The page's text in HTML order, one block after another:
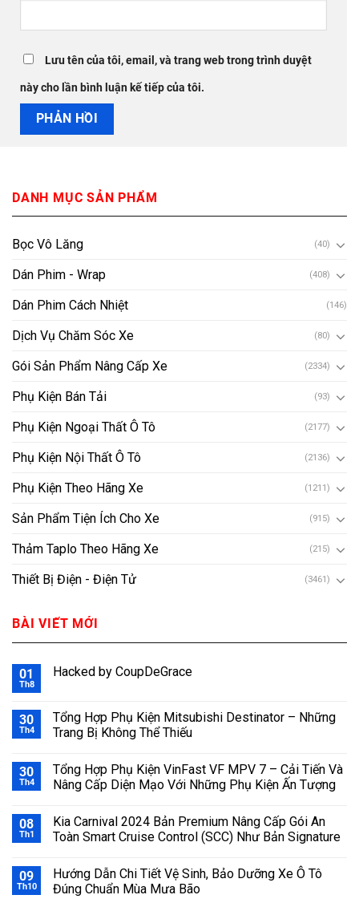
DANH MỤC SẢN PHẨM
Bọc Vô Lăng (40)
Dán Phim - Wrap (408)
Dán Phim Cách Nhiệt (146)
Dịch Vụ Chăm Sóc Xe (80)
Gói Sản Phẩm Nâng Cấp Xe (2334)
Phụ Kiện Bán Tải (93)
Phụ Kiện Ngoại Thất Ô Tô (2177)
Phụ Kiện Nội Thất Ô Tô (2136)
Phụ Kiện Theo Hãng Xe (1211)
Sản Phẩm Tiện Ích Cho Xe (915)
Thảm Taplo Theo Hãng Xe (215)
Thiết Bị Điện - Điện Tử (3461)
BÀI VIẾT MỚI
01
Th8
Hacked by CoupDeGrace
30
Th4
Tổng Hợp Phụ Kiện Mitsubishi Destinator – Những
Trang Bị Không Thể Thiếu
30
Th4
Tổng Hợp Phụ Kiện VinFast VF MPV 7 – Cải Tiến Và
Nâng Cấp Diện Mạo Với Những Phụ Kiện Ấn Tượng
08
Th1
Kia Carnival 2024 Bản Premium Nâng Cấp Gói An
Toàn Smart Cruise Control (SCC) Như Bản Signature
09
Th10
Hướng Dẫn Chi Tiết Vệ Sinh, Bảo Dưỡng Xe Ô Tô
Đúng Chuẩn Mùa Mưa Bão
Lưu tên của tôi, email, và trang web trong trình duyệt
này cho lần bình luận kế tiếp của tôi.